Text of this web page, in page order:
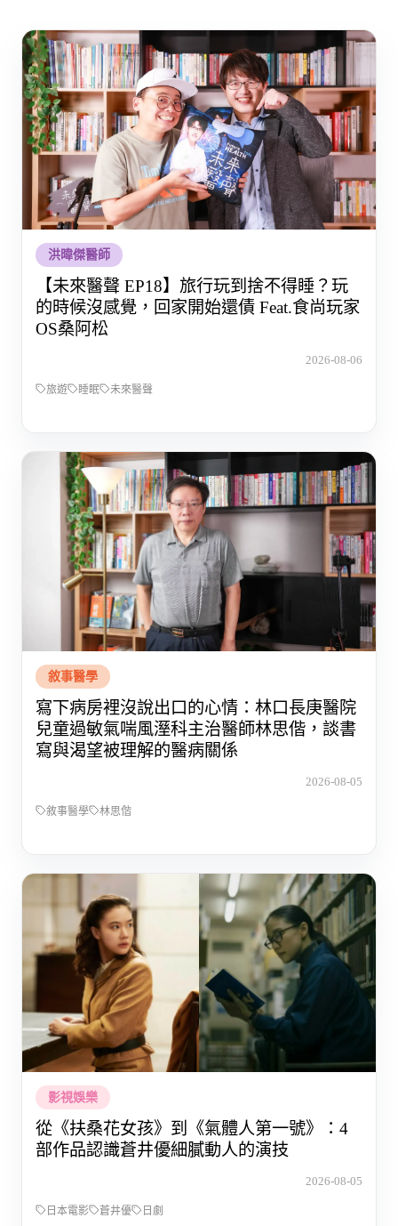
洪暐傑醫師
【未來醫聲 EP18】旅行玩到捨不得睡？玩
的時候沒感覺，回家開始還債 Feat.食尚玩家
OS桑阿松
2026-08-06
旅遊 睡眠 未來醫聲
敘事醫學
寫下病房裡沒說出口的心情：林口長庚醫院
兒童過敏氣喘風溼科主治醫師林思偕，談書
寫與渴望被理解的醫病關係
2026-08-05
敘事醫學 林思偕
影視娛樂
從《扶桑花女孩》到《氣體人第一號》：4
部作品認識蒼井優細膩動人的演技
2026-08-05
日本電影 蒼井優 日劇